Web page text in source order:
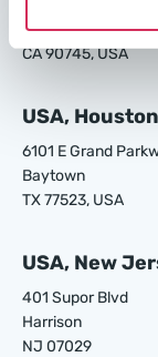
Carson
CA 90745, USA
USA, Houston
6101 E Grand
Baytown
TX 77523, USA
USA, New
401 Supor Blvd
Harrison
NJ 07029